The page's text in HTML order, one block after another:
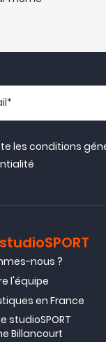
email
lesconditions
nous ?
l'équipe
en France
studioSPORT
Billancourt